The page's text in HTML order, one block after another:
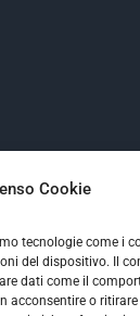
Cookie
tecnologie come i
del dispositivo. Il
dati come il
acconsentire o